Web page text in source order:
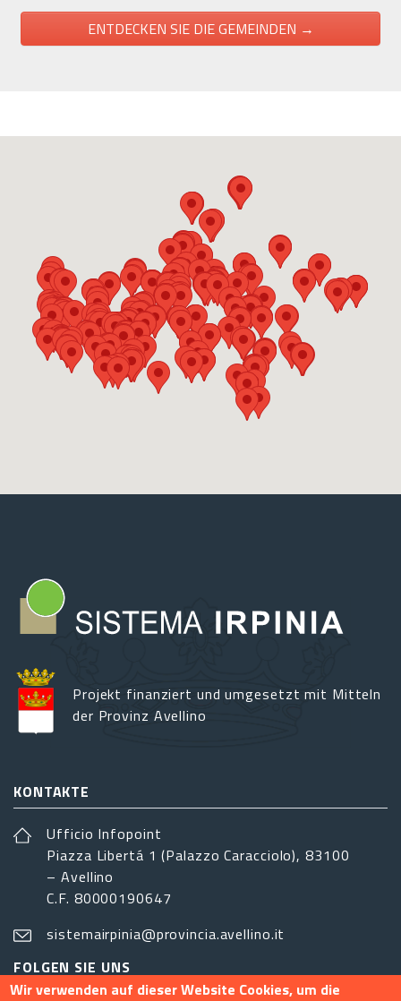
ENTDECKEN SIE DIE GEMEINDEN →
Projekt finanziert und umgesetzt mit Mitteln
der Provinz Avellino
KONTAKTE
Ufficio Infopoint
Piazza Libertá 1 (Palazzo Caracciolo), 83100
– Avellino
C.F. 80000190647
sistemairpinia@provincia.avellino.it
FOLGEN SIE UNS
Wir verwenden auf dieser Website Cookies, um die